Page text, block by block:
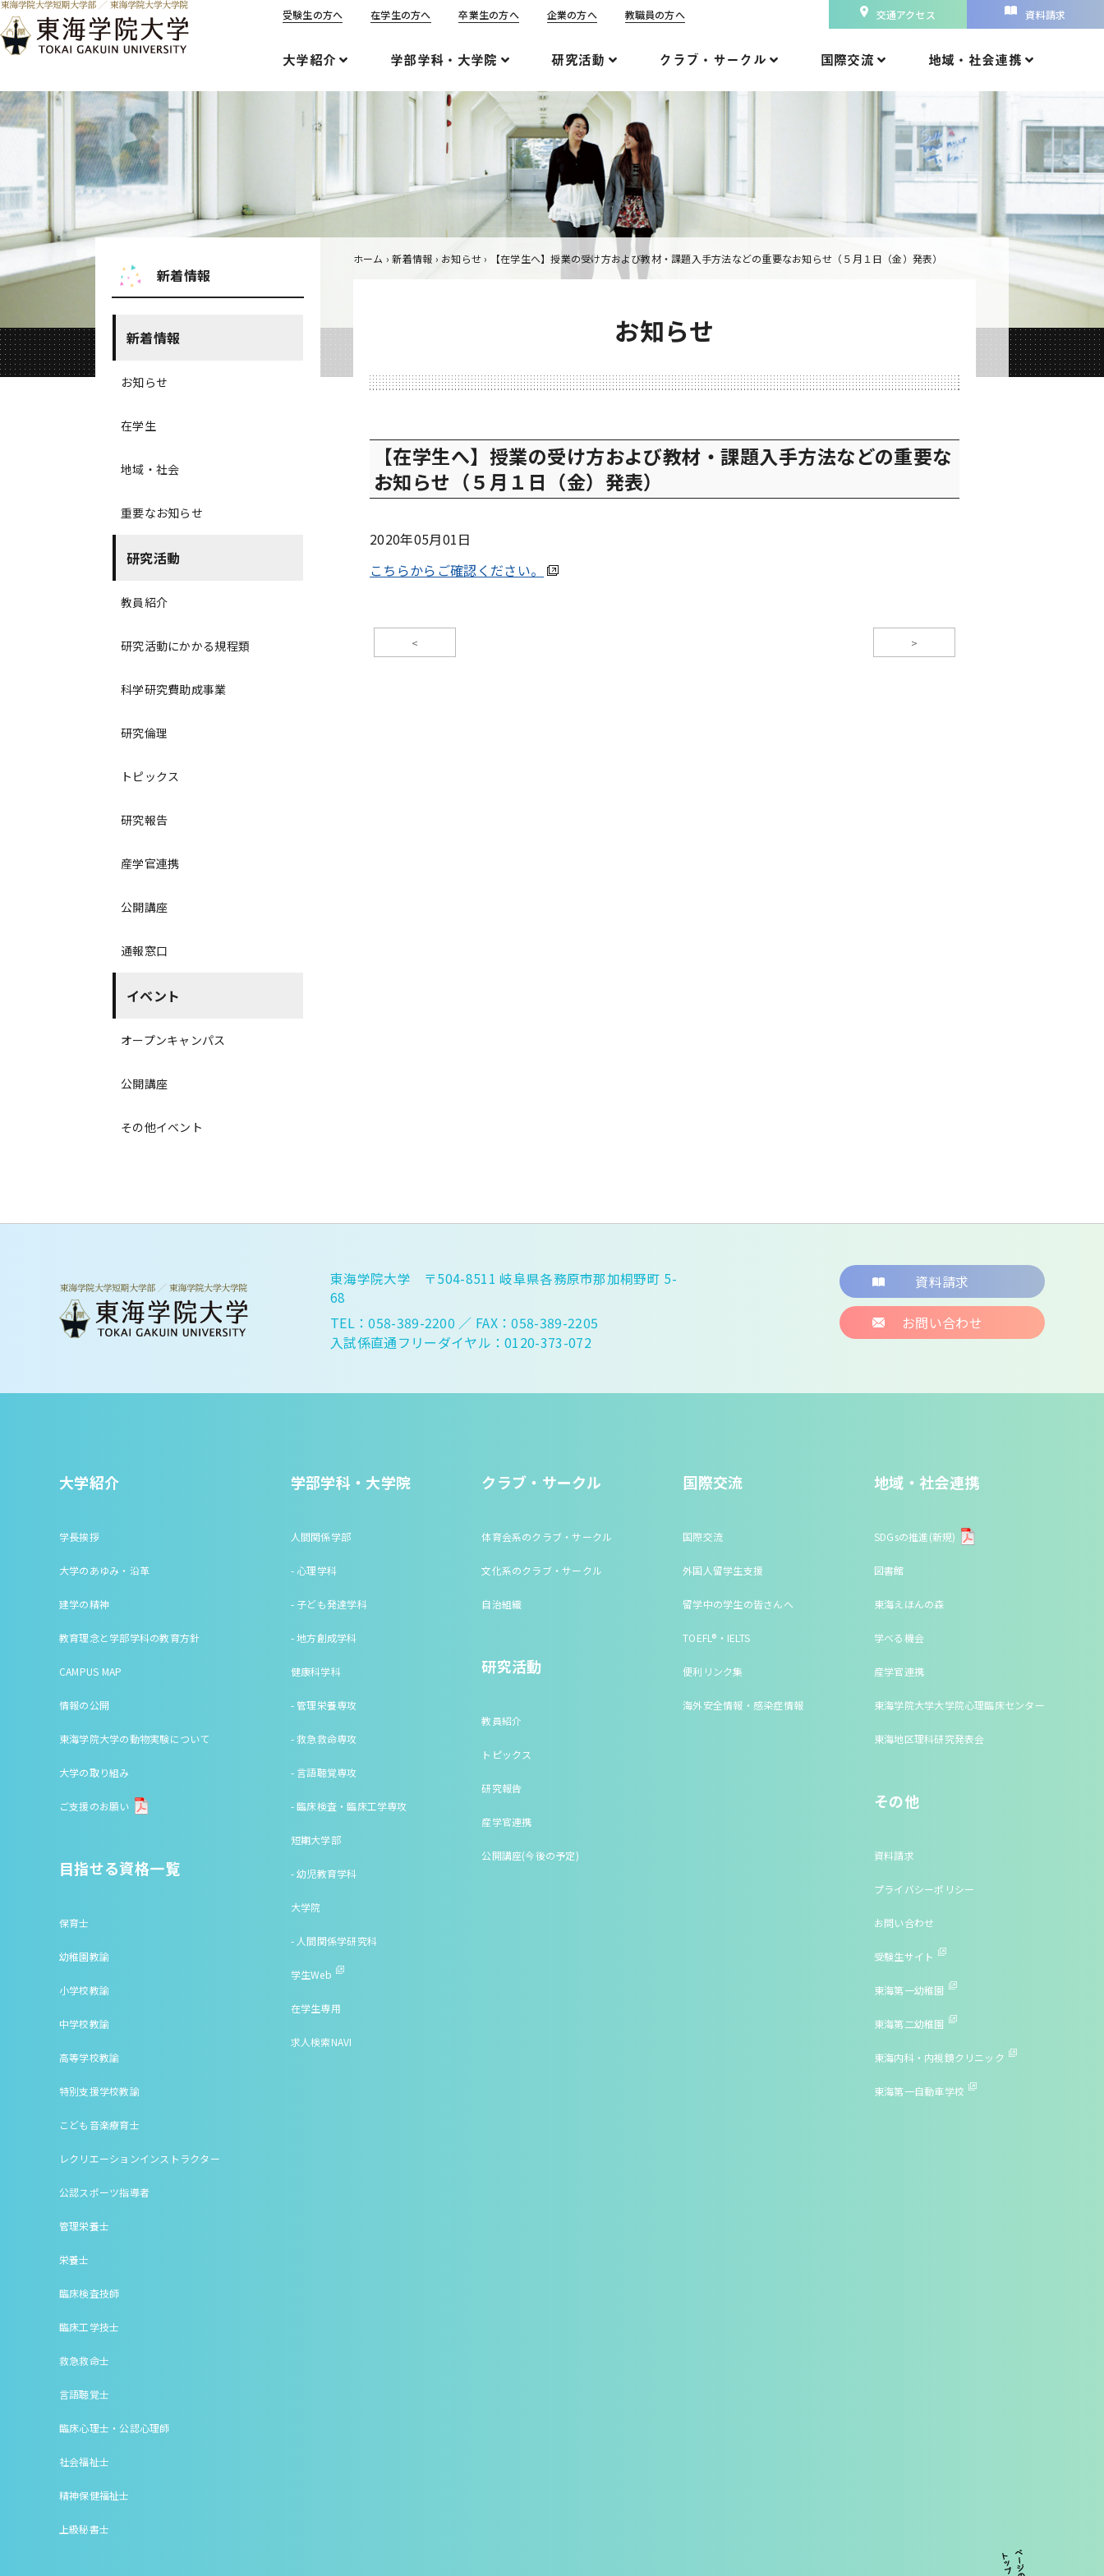
受験生の方へ 在学生の方へ 卒業生の方へ 企業の方へ 教職員の方へ 交通アクセス 資料請求
大学紹介 学部学科・大学院 研究活動 クラブ・サークル 国際交流 地域・社会連携
ホーム ›新着情報 › お知らせ› 【在学生へ】授業の受け方および教材・課題入手方法などの重要なお知らせ（５月１日（金）発表）
お知らせ
【在学生へ】授業の受け方および教材・課題入手方法などの重要な
お知らせ（５月１日（金）発表）
2020年05月01日
こちらからご確認ください。
< >
新着情報
新着情報
お知らせ
在学生
地域・社会
重要なお知らせ
研究活動
教員紹介
研究活動にかかる規程類
科学研究費助成事業
研究倫理
トピックス
研究報告
産学官連携
公開講座
通報窓口
イベント
オープンキャンパス
公開講座
その他イベント
東海学院大学 〒504-8511 岐阜県各務原市那加桐野町 5-
68
TEL：058-389-2200 ／ FAX：058-389-2205
入試係直通フリーダイヤル：0120-373-072
資料請求
お問い合わせ
大学紹介
学長挨拶
大学のあゆみ・沿革
建学の精神
教育理念と学部学科の教育方針
CAMPUS MAP
情報の公開
東海学院大学の動物実験について
大学の取り組み
ご支援のお願い
目指せる資格一覧
保育士
幼稚園教諭
小学校教諭
中学校教諭
高等学校教諭
特別支援学校教諭
こども音楽療育士
レクリエーションインストラクター
公認スポーツ指導者
管理栄養士
栄養士
臨床検査技師
臨床工学技士
救急救命士
言語聴覚士
臨床心理士・公認心理師
社会福祉士
精神保健福祉士
上級秘書士
学部学科・大学院
人間関係学部
- 心理学科
- 子ども発達学科
- 地方創成学科
健康科学科
- 管理栄養専攻
- 救急救命専攻
- 言語聴覚専攻
- 臨床検査・臨床工学専攻
短期大学部
- 幼児教育学科
大学院
- 人間関係学研究科
学生Web
在学生専用
求人検索NAVI
クラブ・サークル
体育会系のクラブ・サークル
文化系のクラブ・サークル
自治組織
研究活動
教員紹介
トピックス
研究報告
産学官連携
公開講座(今後の予定)
国際交流
国際交流
外国人留学生支援
留学中の学生の皆さんへ
TOEFL®・IELTS
便利リンク集
海外安全情報・感染症情報
地域・社会連携
SDGsの推進(新規)
図書館
東海えほんの森
学べる機会
産学官連携
東海学院大学大学院心理臨床センター
東海地区理科研究発表会
その他
資料請求
プライバシーポリシー
お問い合わせ
受験生サイト
東海第一幼稚園
東海第二幼稚園
東海内科・内視鏡クリニック
東海第一自動車学校